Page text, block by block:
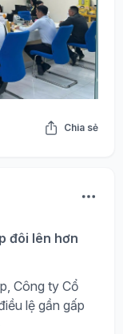
Chia sẻ
đôi lên hơn
Công ty Cổ
lệ gần gấp